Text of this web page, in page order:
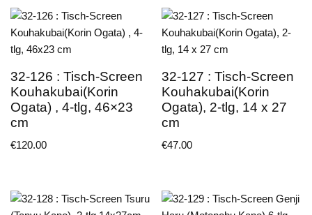
32-126 : Tisch-Screen
Kouhakubai(Korin
Ogata) , 4-tlg, 46×23
cm
€120.00
32-127 : Tisch-Screen
Kouhakubai(Korin
Ogata), 2-tlg, 14 x 27
cm
€47.00